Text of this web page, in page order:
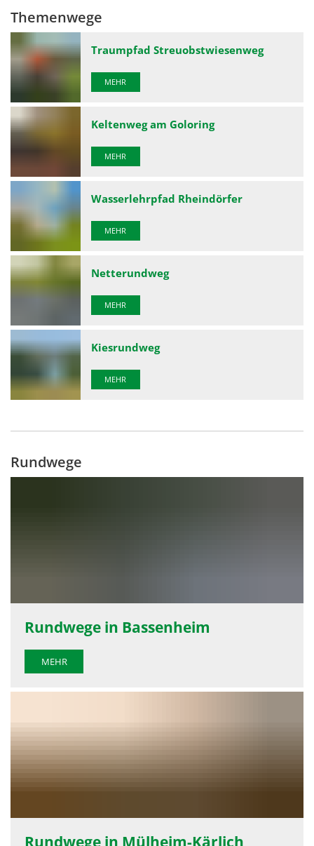
Themenwege
Traumpfad Streuobstwiesenweg
MEHR
Keltenweg am Goloring
MEHR
Wasserlehrpfad Rheindörfer
MEHR
Netterundweg
MEHR
Kiesrundweg
MEHR
Rundwege
Rundwege in Bassenheim
MEHR
Rundwege in Mülheim-Kärlich